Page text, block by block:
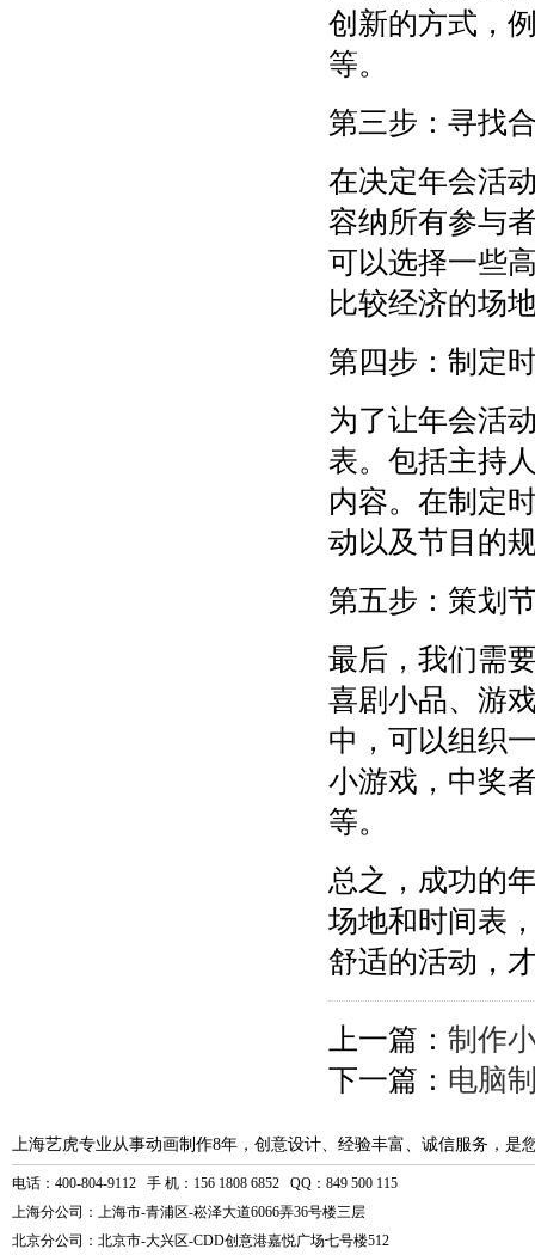
创新的方式，
等。
第三步：寻找
在决定年会活
容纳所有参与
可以选择一些
比较经济的场
第四步：制定
为了让年会活
表。包括主持
内容。在制定
动以及节目的
第五步：策划
最后，我们需
喜剧小品、游
中，可以组织
小游戏，中奖
等。
总之，成功的
场地和时间表
舒适的活动，
上一篇： 制作
下一篇： 电脑
上海艺虎专业从事动画制作8年，创意设计、经验丰富、诚信服务，是
电话：400-804-9112 手 机：156 1808 6852 QQ：849 500 115
上海分公司：上海市-青浦区-崧泽大道6066弄36号楼三层
北京分公司：北京市-大兴区-CDD创意港嘉悦广场七号楼512